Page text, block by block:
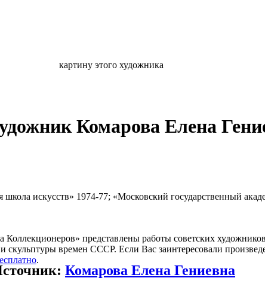
картину этого художника
Комарова Елена
школа искусств» 1974-77; «Московский государственный
Комарова Елена Гениевна
представлены работы советских
скульптуры времен СССР. Если Вас заинтересовали
.